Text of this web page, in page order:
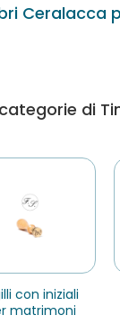
di
matrimoni